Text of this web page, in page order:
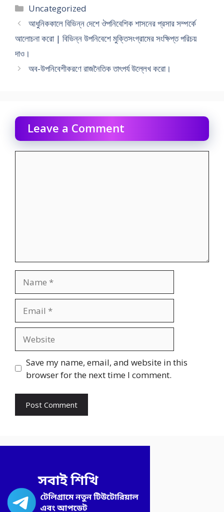
Categories
Uncategorized
আধুনিককালে বিভিন্ন দেশে ঔপনিবেশিক শাসনের প্রসার সম্পর্কে
আলােচনা করাে | বিভিন্ন উপনিবেশে মুক্তিসংগ্রামের সংক্ষিপ্ত পরিচয়
দাও।
অব-উপনিবেশীকরণে রাজনৈতিক তাৎপর্য উল্লেখ করাে।
Leave a Comment
Save my name, email, and website in this
browser for the next time I comment.